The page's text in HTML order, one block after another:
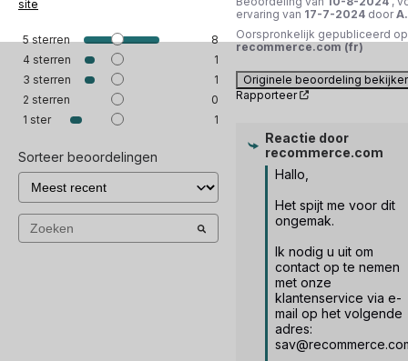
site
5sterren
8
4 sterren
1
3 sterren
1
2 sterren
0
1 ster 1
Sorteer beoordelingen
ervaring van 17-7-2024 door
Oorspronkelijk gepubliceerd op
recommerce.com (fr)
Originele beoordeling
Rapporteer
Reactie door
recommerce.com
Hallo,
Het spijt me voor dit
ongemak.
Ik nodig u uit om
contact op te nemen
met onze
klantenservice via e-
mail op het volgende
adres: